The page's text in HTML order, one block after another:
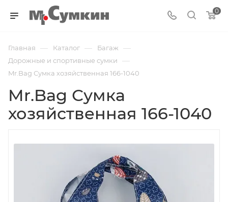
0
Главная — Каталог — Багаж —
Дорожные и спортивные сумки —
Mr.Bag Сумка хозяйственная 166-1040
Mr.Bag Сумка
хозяйственная 166-1040